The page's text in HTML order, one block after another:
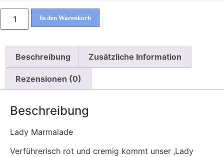
355
Lady
Marmalade
Erdbeer
Rhabarber
Menge
In den Warenkorb
Beschreibung Zusätzliche Information
Rezensionen (0)
Beschreibung
Lady Marmalade
Verführerisch rot und cremig kommt unser ‚Lady